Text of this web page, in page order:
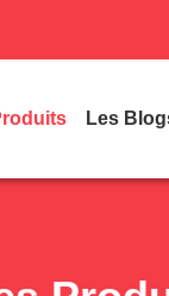
Les